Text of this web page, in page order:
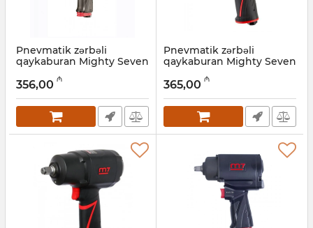
Pnevmatik zərbəli
qaykaburan Mighty Seven
Artikul: 017027004
356,00 ₼
Pnevmatik zərbəli
qaykaburan Mighty Seven
Artikul: 017027003
365,00 ₼